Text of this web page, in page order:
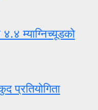
४.४ म्याग्निच्यूडको
प्रतियोगिता